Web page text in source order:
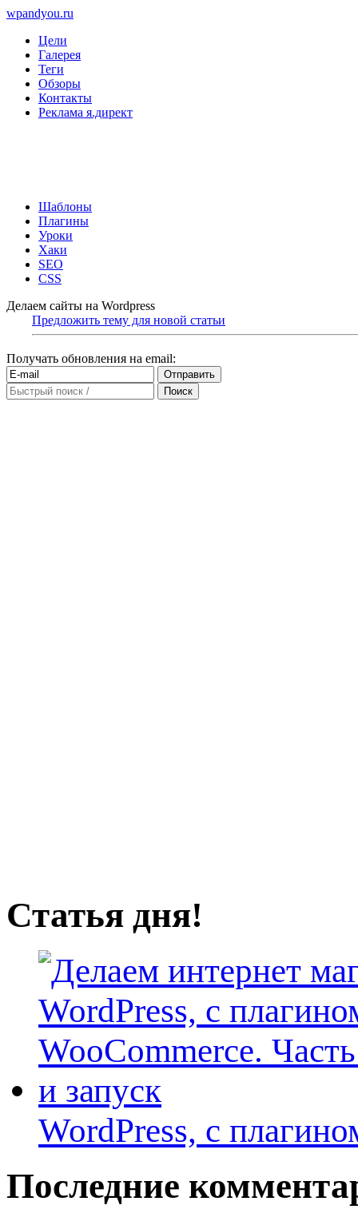
wpandyou.ru
Цели
Галерея
Теги
Обзоры
Контакты
Реклама я.директ
Шаблоны
Плагины
Уроки
Хаки
SEO
CSS
Делаем сайты на Wordpress
Предложить тему для новой статьи
Получать обновления на email:
Статья дня!
WordPress, с
Последние